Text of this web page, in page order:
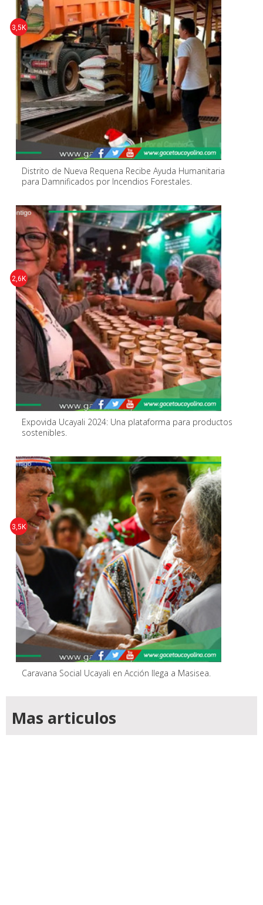
Distrito de Nueva Requena Recibe Ayuda Humanitaria
para Damnificados por Incendios Forestales.
3,5K
Expovida Ucayali 2024: Una plataforma para productos
sostenibles.
2,6K
Caravana Social Ucayali en Acción llega a Masisea.
3,5K
Mas articulos